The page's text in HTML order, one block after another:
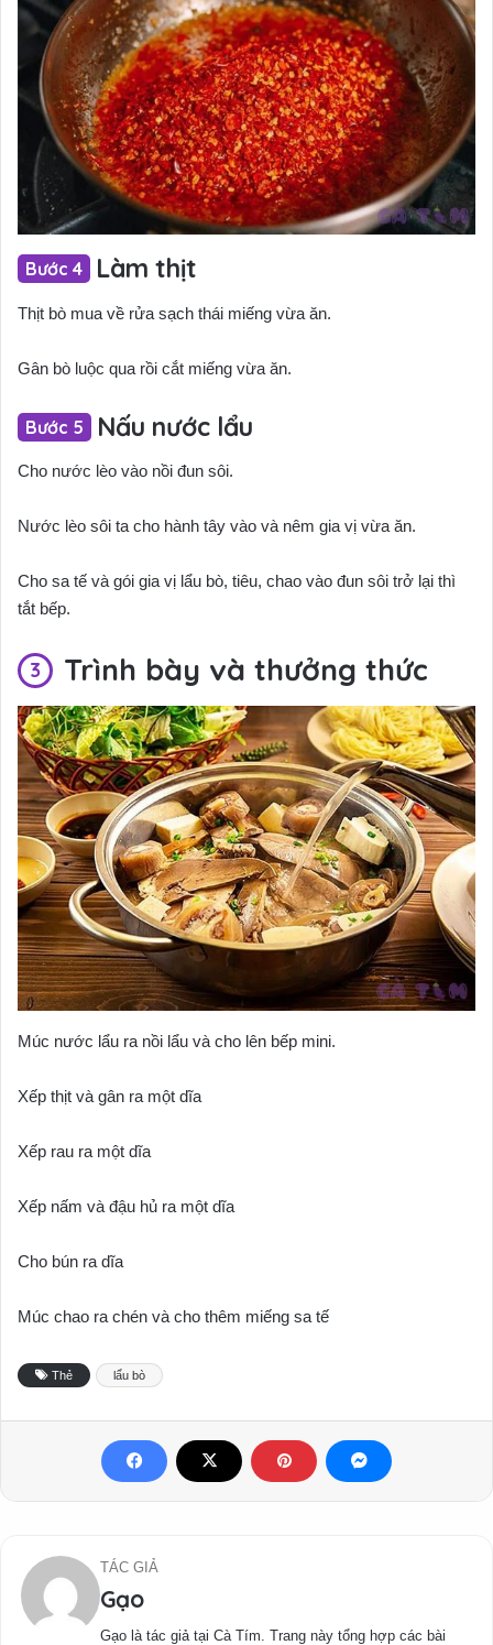
Làm thịt
Thịt bò mua về rửa sạch thái miếng vừa ăn.
Gân bò luộc qua rồi cắt miếng vừa ăn.
Nấu nước lẩu
Cho nước lèo vào nồi đun sôi.
Nước lèo sôi ta cho hành tây vào và nêm gia vị vừa ăn.
Cho sa tế và gói gia vị lẩu bò, tiêu, chao vào đun sôi trở lại thì
tắt bếp.
Trình bày và thưởng thức
Múc nước lẩu ra nồi lẩu và cho lên bếp mini.
Xếp thịt và gân ra một dĩa
Xếp rau ra một dĩa
Xếp nấm và đậu hủ ra một dĩa
Cho bún ra dĩa
Múc chao ra chén và cho thêm miếng sa tế
Thẻ lẩu bò
TÁC GIẢ
Gạo
Gạo là tác giả tại Cà Tím. Trang này tổng hợp các bài